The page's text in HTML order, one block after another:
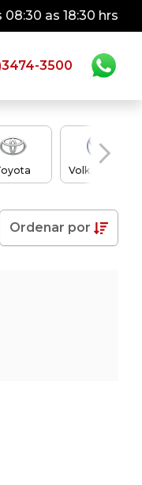
08:30 as 18:30 hrs
3500
Volkswagen
Ordenar por